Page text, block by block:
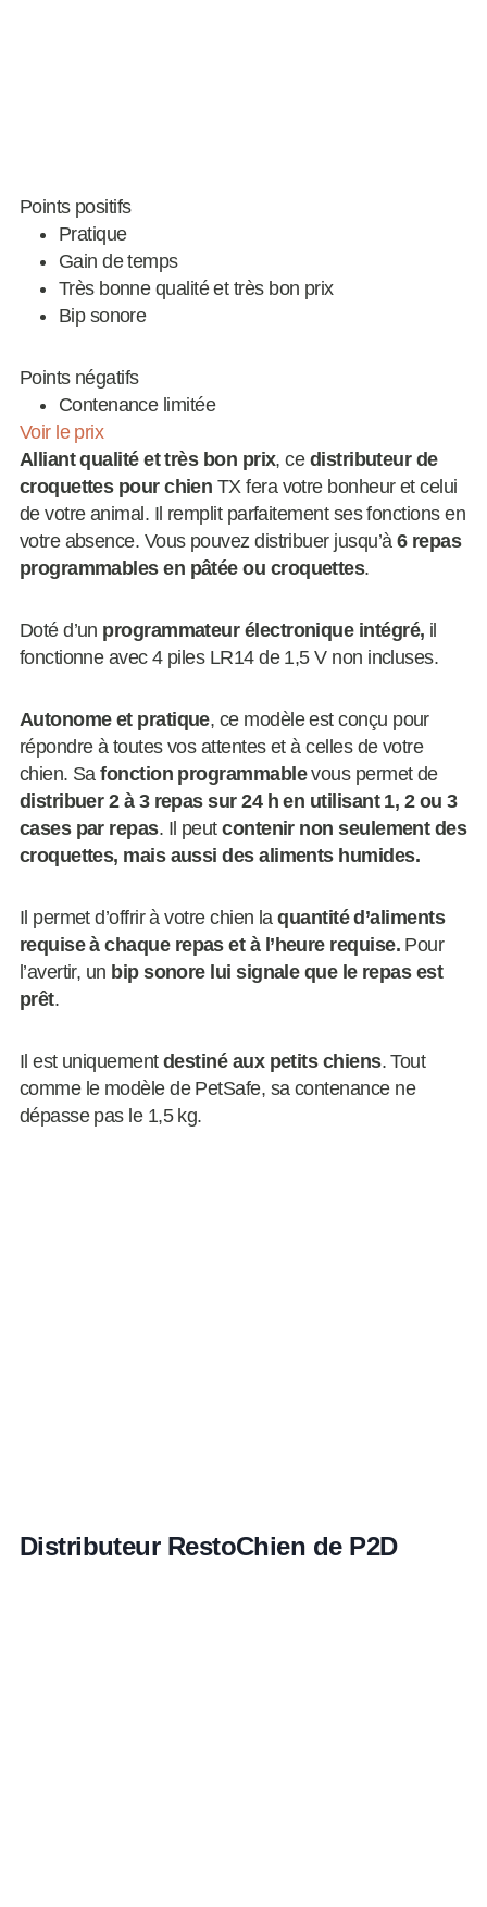
Points positifs
Pratique
Gain de temps
Très bonne qualité et très bon prix
Bip sonore
Points négatifs
Contenance limitée
Voir le prix
Alliant qualité et très bon prix, ce distributeur de
croquettes pour chien TX fera votre bonheur et celui
de votre animal. Il remplit parfaitement ses fonctions en
votre absence. Vous pouvez distribuer jusqu’à 6 repas
programmables en pâtée ou croquettes.
Doté d’un programmateur électronique intégré, il
fonctionne avec 4 piles LR14 de 1,5 V non incluses.
Autonome et pratique, ce modèle est conçu pour
répondre à toutes vos attentes et à celles de votre
chien. Safonction programmablevous permet de
distribuer 2 à 3 repas sur 24 h en utilisant 1, 2 ou 3
cases par repas. Il peutcontenir non seulement des
croquettes, mais aussi des aliments humides.
Il permet d’offrir à votre chien laquantité d’aliments
requise à chaque repas et à l’heure requise. Pour
l’avertir, un bip sonore lui signale que le repas est
prêt.
Il est uniquementdestiné aux petits chiens. Tout
comme le modèle de PetSafe, sa contenance ne
dépasse pas le 1,5 kg.
Distributeur RestoChien de P2D